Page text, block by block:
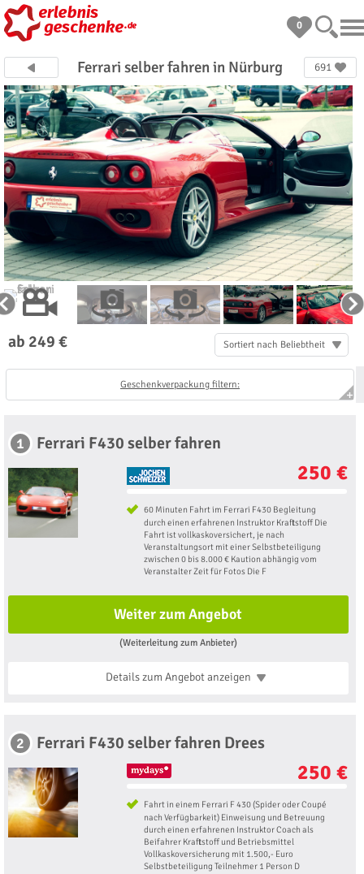
0
Ferrari selber fahren in Nürburg 691
ab 249 € Sortiert nach Beliebtheit
Geschenkverpackung filtern:
1 Ferrari F430 selber fahren
250 €
60 Minuten Fahrt im Ferrari F430 Begleitung
durch einen erfahrenen Instruktor Kraftstoff Die
Fahrt ist vollkaskoversichert, je nach
Veranstaltungsort mit einer Selbstbeteiligung
zwischen 0 bis 8.000 € Kaution abhängig vom
Veranstalter Zeit für Fotos Die F
Weiter zum Angebot
(Weiterleitung zum Anbieter)
Details zum Angebotanzeigen
2 Ferrari F430 selber fahren Drees
250 €
Fahrt in einem Ferrari F 430 (Spider oder Coupé
nach Verfügbarkeit) Einweisung und Betreuung
durch einen erfahrenen Instruktor Coach als
Beifahrer Kraftstoff und Betriebsmittel
Vollkaskoversicherung mit 1.500,- Euro
Selbstbeteiligung Teilnehmer 1 Person D